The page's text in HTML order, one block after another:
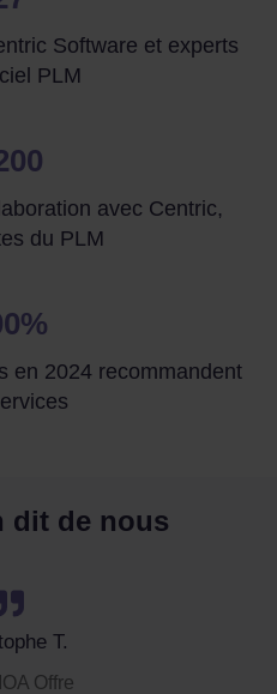
Software et experts
PLM
avec Centric,
du PLM
en 2024 recommandent
dit de nous
T.
Offre